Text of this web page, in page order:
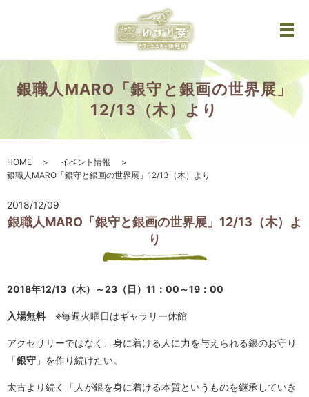
メ
銀職人MARO「銀守と銀画の世界展」
12/13（木）より
HOME
イベント情報
銀職人MARO「銀守と銀画の世界展」12/13（木）より
2018/12/09
銀職人MARO「銀守と銀画の世界展」12/13（木）よ
り
2018年12/13（木）～23（日）11：00～19：00
入場無料 ※毎週火曜日はギャラリー休館
アクセサリーではなく、身に着ける人に力を与えられる銀のお守り
「銀守 」を作り続けたい。
太古より続く「人が銀を身に着ける本質というものを継承していき